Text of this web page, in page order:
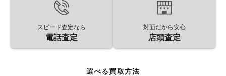
スピード査定なら
電話査定
対面だから安心
店頭査定
選べる買取方法